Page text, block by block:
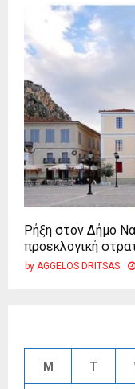
Ρήξη στον Δήμο
προεκλογική
by AGGELOS DRITSAS
M T